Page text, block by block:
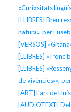
«Curiositats
[LLIBRES] Breu
natura», per
[VERSOS]
[LLIBRES] «Tronc
[LLIBRES]
de vivències»»,
[ART] L’art de
[AUDIOTEXT]